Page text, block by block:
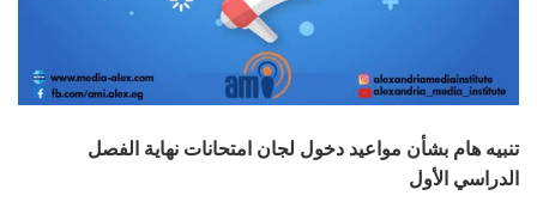
تنبيه هام بشأن مواعيد دخول لجان امتحانات نهاية الفصل
الدراسي الأول